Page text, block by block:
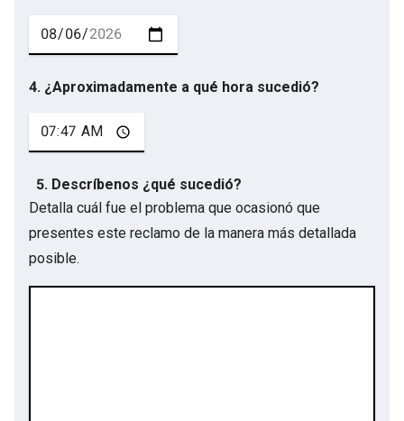
4. ¿Aproximadamente a qué hora sucedió?
5. Descríbenos ¿qué sucedió?
Detalla cuál fue el problema que ocasionó que
presentes este reclamo de la manera más detallada
posible.